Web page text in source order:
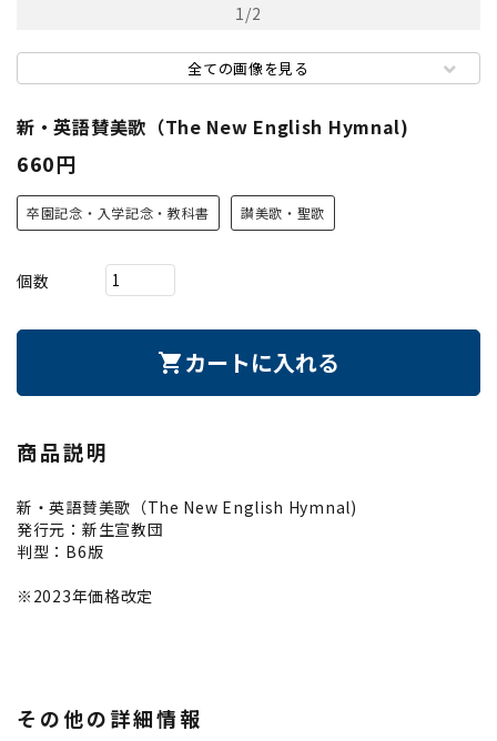
1/2
全ての画像を見る
新・英語賛美歌（The New English Hymnal)
660円
卒園記念・入学記念・教科書 讃美歌・聖歌
個数
shopping_cart カートに入れる
商品説明
新・英語賛美歌（The New English Hymnal)
発行元：新生宣教団
判型：B6版
※2023年価格改定
その他の詳細情報